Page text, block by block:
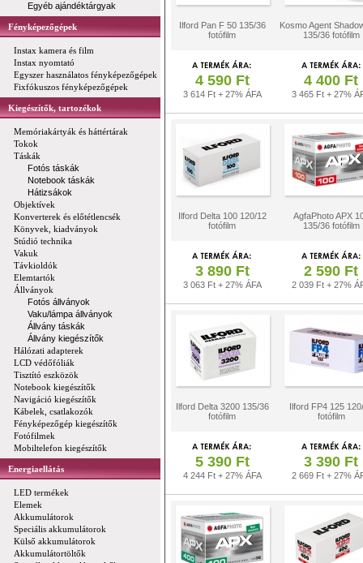
Egyéb ajándéktárgyak
Fényképezőgépek
Instax kamera és film
Instax nyomtató
Egyszer használatos fényképezőgépek
Fixfókuszos fényképezőgépek
Kiegészítők, tartozékok
Memóriakártyák és háttértárak
Tokok
Táskák
Fotós táskák
Notebook táskák
Hátizsákok
Objektívek
Konverterek és előtétlencsék
Könyvek, kiadványok
Stúdió technika
Vakuk
Távkioldók
Elemtartók
Állványok
Fotós állványok
Vaku/lámpa állványok
Állvány táskák
Állvány kiegészítők
Hálózati adapterek
LCD védőfóliák
Tisztító eszközök
Notebook kiegészítők
Navigáció kiegészítők
Kábelek, csatlakozók
Fényképezőgép kiegészítők
Fotófilmek
Mobiltelefon kiegészítők
Energiaellátás
LED termékek
Elemek
Akkumulátorok
Speciális akkumulátorok
Külső akkumulátorok
Akkumulátortöltők
Ilford Pan F 50 135/36
fotófilm
Kosmo Agent
135/36 fotófilm
4 590 Ft
3 614 Ft + 27% ÁFA
4 400 Ft
3 465 Ft + 27%
Ilford Delta 100 120/12
fotófilm
AgfaPhoto APX
135/36 fotófilm
3 890 Ft
3 063 Ft + 27% ÁFA
2 590 Ft
2 039 Ft + 27%
Ilford Delta 3200 135/36
fotófilm
Ilford FP4 125
fotófilm
5 390 Ft
4 244 Ft + 27% ÁFA
3 390 Ft
2 669 Ft + 27%